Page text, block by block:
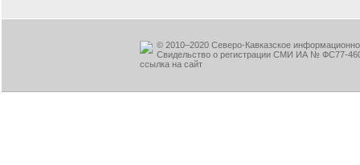
© 2010–2020 Северо-Кавказское
Свидельство о регистрации СМИ ИА № ФС77-
ссылка на сайт